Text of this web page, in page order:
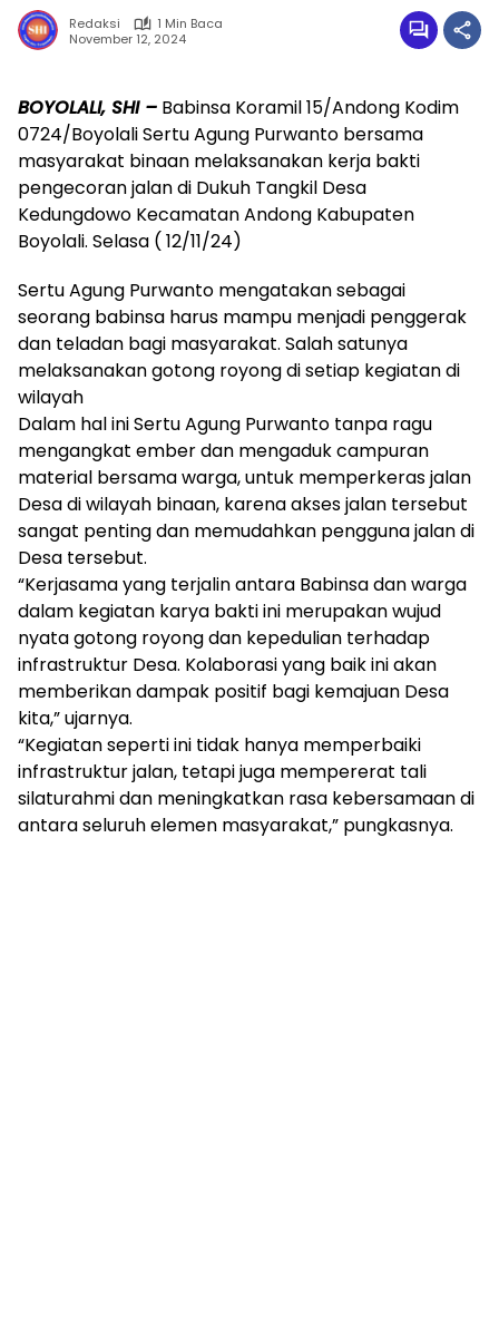
wa.me/087842777025
Redaksi
1 Min Baca
November 12, 2024
BOYOLALI, SHI – Babinsa Koramil 15/Andong Kodim
0724/Boyolali Sertu Agung Purwanto bersama
masyarakat binaan melaksanakan kerja bakti
pengecoran jalan di Dukuh Tangkil Desa
Kedungdowo Kecamatan Andong Kabupaten
Boyolali. Selasa ( 12/11/24)
Sertu Agung Purwanto mengatakan sebagai
seorang babinsa harus mampu menjadi penggerak
dan teladan bagi masyarakat. Salah satunya
melaksanakan gotong royong di setiap kegiatan di
wilayah
Dalam hal ini Sertu Agung Purwanto tanpa ragu
mengangkat ember dan mengaduk campuran
material bersama warga, untuk memperkeras jalan
Desa di wilayah binaan, karena akses jalan tersebut
sangat penting dan memudahkan pengguna jalan di
Desa tersebut.
“Kerjasama yang terjalin antara Babinsa dan warga
dalam kegiatan karya bakti ini merupakan wujud
nyata gotong royong dan kepedulian terhadap
infrastruktur Desa. Kolaborasi yang baik ini akan
memberikan dampak positif bagi kemajuan Desa
kita,” ujarnya.
“Kegiatan seperti ini tidak hanya memperbaiki
infrastruktur jalan, tetapi juga mempererat tali
silaturahmi dan meningkatkan rasa kebersamaan di
antara seluruh elemen masyarakat,” pungkasnya.